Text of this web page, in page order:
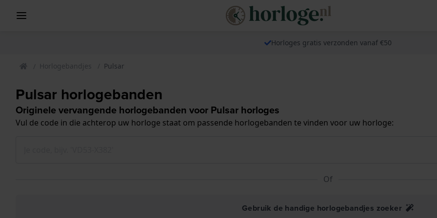
Horloges gratis verzonden vanaf €50
Horlogebandjes Pulsar
Pulsar horlogebanden
Originele vervangende horlogebanden voor Pulsar horloges
Vul de code in die achterop uw horloge staat om passende horlogebanden te vinden voor uw horloge:
Of
Gebruik de handige horlogebandjes zoeker